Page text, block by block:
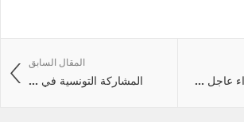
المقال السابق
المشاركة التونسية في ... عاجل ...